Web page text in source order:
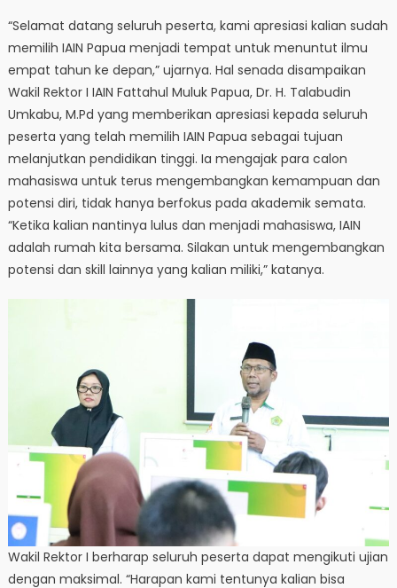
“Selamat datang seluruh peserta, kami apresiasi kalian sudah
memilih IAIN Papua menjadi tempat untuk menuntut ilmu
empat tahun ke depan,” ujarnya. Hal senada disampaikan
Wakil Rektor I IAIN Fattahul Muluk Papua, Dr. H. Talabudin
Umkabu, M.Pd yang memberikan apresiasi kepada seluruh
peserta yang telah memilih IAIN Papua sebagai tujuan
melanjutkan pendidikan tinggi. Ia mengajak para calon
mahasiswa untuk terus mengembangkan kemampuan dan
potensi diri, tidak hanya berfokus pada akademik semata.
“Ketika kalian nantinya lulus dan menjadi mahasiswa, IAIN
adalah rumah kita bersama. Silakan untuk mengembangkan
potensi dan skill lainnya yang kalian miliki,” katanya.
Wakil Rektor I berharap seluruh peserta dapat mengikuti ujian
dengan maksimal. “Harapan kami tentunya kalian bisa